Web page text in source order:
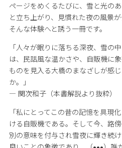
ページをめくるたびに、雪と光の
と立ち上がり、見慣れた夜の風景が
そんな体験へと誘う一冊です。
「人々が眠りに落ちる深夜、雪の
は、民話風な温かさや、自販機に
ものを見入る大橋のまなざしが感
か。」
― 関次和子（本書解説より抜粋）
「私にとってこの昔の記憶を具現
ける自販機である。そして今、路
別の意味を付与され雪夜に輝き続